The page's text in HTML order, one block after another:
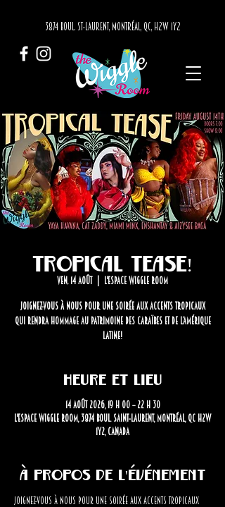
3874 BOUL. ST-LAURENT, MONTRÉAL, QC, H2W 1Y2
Tropical Tease!
ven. 14 août
  |
L'Espace Wiggle Room
Joignez-vous à nous pour une soirée aux accents tropicaux
qui rendra hommage au patrimoine des Caraïbes et de l’Amérique
latine!
Heure et lieu
14 août 2026, 19 h 00 – 22 h 30
L'Espace Wiggle Room, 3874 Boul. Saint-Laurent, Montréal, QC H2W
1Y2, Canada
À propos de l'événement
Joignez-vous à nous pour une soirée aux accents tropicaux